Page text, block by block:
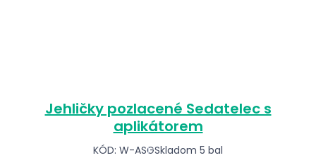
Jehličky pozlacené Sedatelec s
aplikátorem
KÓD: W-ASGSkladom 5 bal